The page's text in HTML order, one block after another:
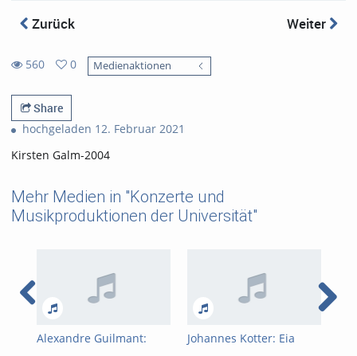
Zurück Weiter
560
views
0
favorites
Medienaktionen
Share
hochgeladen 12. Februar 2021
Kirsten Galm-2004
Mehr Medien in "Konzerte und
Musikproduktionen der Universität"
Alexandre Guilmant:
Johannes Kotter: Eia